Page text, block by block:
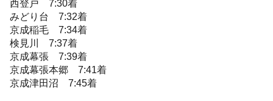
西登戸 7:30着
みどり台 7:32着
京成稲毛 7:34着
検見川 7:37着
京成幕張 7:39着
京成幕張本郷 7:41着
京成津田沼 7:45着